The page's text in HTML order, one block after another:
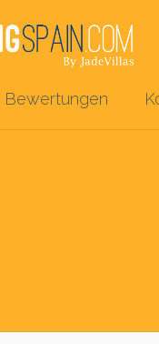
Bewertungen